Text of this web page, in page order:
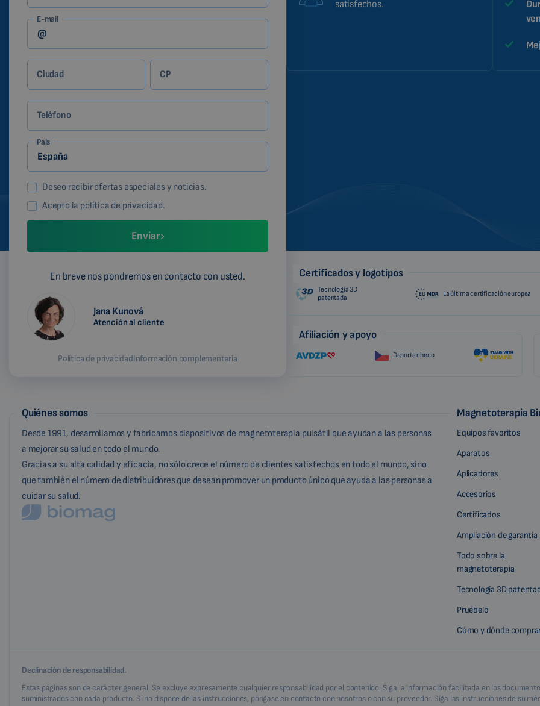
E-mail
Ciudad CP
Teléfono
País
Deseo recibir ofertas especiales y noticias.
Acepto la política de privacidad.
Enviar
En breve nos pondremos en contacto con usted.
Jana Kunová
Atención al cliente
Política de privacidadInformación complementaria
satisfechos.
Certificados y logotipos
Tecnología 3D
patentada
La última certificación europea
Afiliación y apoyo
Deporte checo
Quiénes somos
Desde 1991, desarrollamos y fabricamos dispositivos de magnetoterapia pulsátil que ayudan a las personas
a mejorar su salud en todo el mundo.
Gracias a su alta calidad y eficacia, no sólo crece el número de clientes satisfechos en todo el mundo, sino
que también el número de distribuidores que desean promover un producto único que ayuda a las personas a
cuidar su salud.
Magnetoterapia
Equipos favoritos
Aparatos
Aplicadores
Accesorios
Certificados
Ampliación de garantía
Todo sobre la
magnetoterapia
Tecnología 3D
Pruébelo
Cómo y dónde
Declinación de responsabilidad.
Estas páginas son de carácter general. Se excluye expresamente cualquier responsabilidad por el contenido. Siga la información facilitada en los
suministrados con cada producto. Si no dispone de las instrucciones, póngase en contacto con nosotros o con su proveedor. Siga las instrucciones de su